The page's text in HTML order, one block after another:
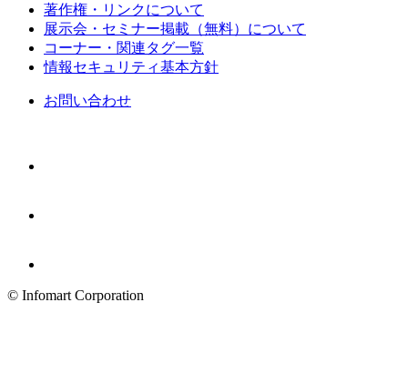
著作権・リンクについて
展示会・セミナー掲載（無料）について
コーナー・関連タグ一覧
情報セキュリティ基本方針
お問い合わせ
© Infomart Corporation